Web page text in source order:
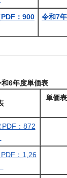
：900
令和7
和6年度単価表
単価
：872
：1,26